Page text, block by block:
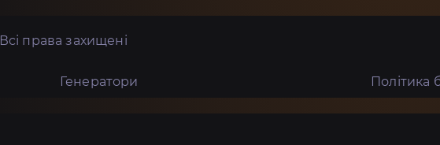
Всі права захищені
Генератори Політика